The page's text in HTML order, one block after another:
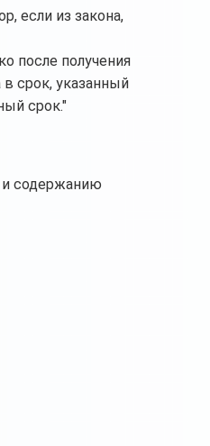
если из закона,
после получения
срок, указанный
срок."
и содержанию